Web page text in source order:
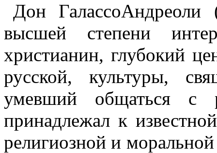
Дон
высшей степени
христианин, глубокий
русской, культуры,
умевший общаться с
принадлежал к
религиозной и